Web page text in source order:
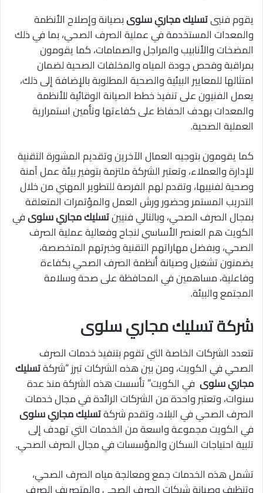
يقوم فنييتسليك مجاري سلوىبصيانة وإصلاح الأنظمة
والمعدات المستخدمة في عملية الصرف الصحي، بما في ذلك
المضخات والأنابيب والمراجل والصمامات، كما يقومون
بمراقبة وفحص جودة المياه والمخلفات الصحية لضمان
امتثالها للمعايير البيئية والصحية المطلوبة بالإضافة إلى ذلك،
يعمل الفنيون على تنفيذ خطط الصيانة الوقائية للأنظمة
والمعدات بهدف الحفاظ على كفاءتها وتأمين استمرارية
العملية الصحية.
كما يقومون بتوجيه العمال الآخرين وتقديم المشورة التقنية
للإدارة والعملاء، وتعتبر الشركة ملتزمة بتوفير بيئة عمل آمنة
وصحية لفنييها، وتقدم لهم الفرصة للتطوير المهني من خلال
التدريب المستمر وحضور ورش العمل والمؤتمرات المتعلقة
بمجال الصرف الصحي، وبالتالي فنيينتسليك مجاري سلوىفي
الكويت هم العنصر الأساسي لنجاح وفعالية عملية الصرف
الصحي، وبفضل مهاراتهم التقنية وخبرتهم المتخصصة،
يضمنون تشغيل وصيانة أنظمة الصرف الصحي بكفاءة
وفاعلية، مساهمين في المحافظة على صحة وسلامة
المجتمع والبيئة.
شركة تسليك مجاري سلوى
تتعدد الشركات الخاصة التي تقوم بتنفيذ خدمات الصرف
الصحي في الكويت، ومن بين هذه الشركات تبرز “شركةتسليك
مجاري سلوى في الكويت” تأسست هذه الشركة منذ عدة
سنوات، وتعتبر واحدة من الشركات الرائدة في مجال خدمات
الصرف الصحي في البلاد، وتقدم شركةتسليك مجاري سلوى
في الكويت مجموعة واسعة من الخدمات التي تهدف إلى
تلبية احتياجات السكان والمؤسسات في مجال الصرف الصحي.
تشمل هذه الخدمات جمع ومعالجة مياه الصرف الصحي،